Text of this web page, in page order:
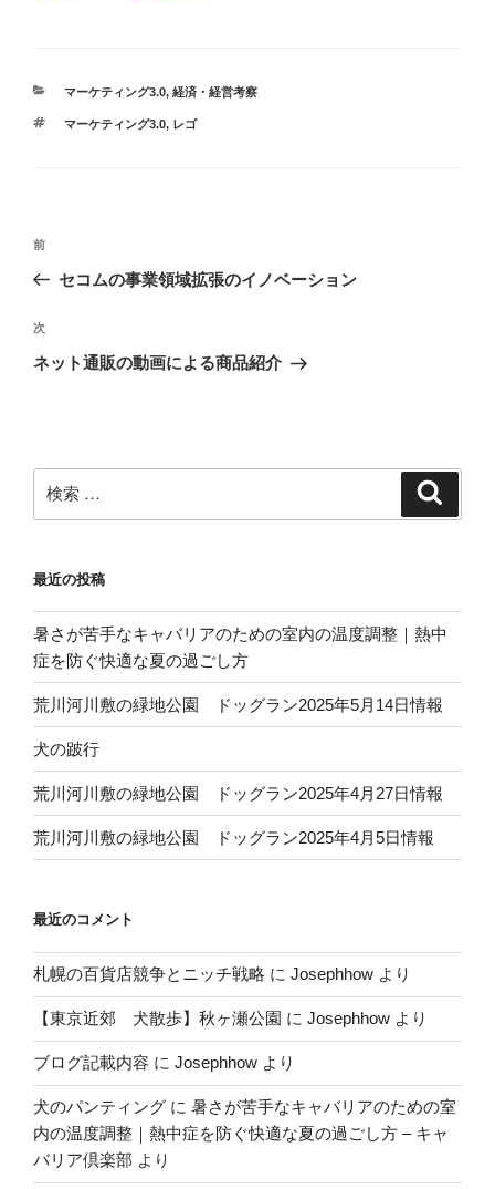
e
b
カ
ゴ
マーケティング3.0, 経済・経営考察
タ
マーケティング3.0, レゴ
投
ビ
ゲ
ン
過
去
投
稿
前
セコムの事業領域拡張のイノベーション
次
の
次
ネット通販の動画による商品紹介
索:
最近の投稿
暑さが苦手なキャバリアのための室内の温度調整｜熱中
症を防ぐ快適な夏の過ごし方
荒川河川敷の緑地公園 ドッグラン2025年5月14日情報
犬の跛行
荒川河川敷の緑地公園 ドッグラン2025年4月27日情報
荒川河川敷の緑地公園 ドッグラン2025年4月5日情報
最近のコメント
札幌の百貨店競争とニッチ戦略 に Josephhow より
【東京近郊 犬散歩】秋ヶ瀬公園 に Josephhow より
ブログ記載内容 に Josephhow より
犬のパンティング に 暑さが苦手なキャバリアのための室
内の温度調整｜熱中症を防ぐ快適な夏の過ごし方 – キャ
バリア倶楽部 より